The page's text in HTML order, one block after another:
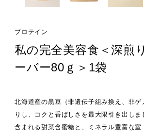
プロテイン
私の完全美容食＜深煎
ーバー80ｇ＞1袋
北海道産の黒豆（非遺伝子組み換え、非
りし、コクと香ばしさを最大限引き出し
含まれる甜菜含蜜糖と、ミネラル豊富な